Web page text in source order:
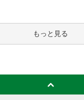
もっと見る